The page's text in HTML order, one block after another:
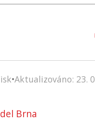
•Aktualizováno: 23.
Brna